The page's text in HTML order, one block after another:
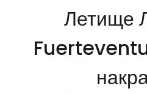
Летище